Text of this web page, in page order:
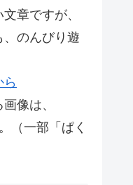
章ですが、
のんびり遊
像は、
（一部「ぱく